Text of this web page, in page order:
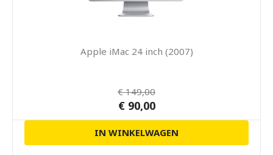
Apple iMac 24 inch (2007)
€ 149,00
€ 90,00
IN WINKELWAGEN